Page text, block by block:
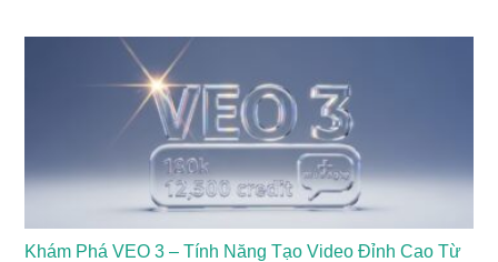
Khám Phá VEO 3 – Tính Năng Tạo Video Đỉnh Cao Từ